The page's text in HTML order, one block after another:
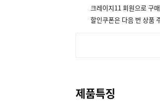
크레이지11 회원으로 구
할인쿠폰은 다음 번 상품
제품특징